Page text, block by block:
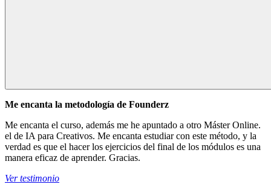
Me encanta la metodología de Founderz
Me encanta el curso, además me he apuntado a otro Máster Online.
el de IA para Creativos. Me encanta estudiar con este método, y la
verdad es que el hacer los ejercicios del final de los módulos es una
manera eficaz de aprender. Gracias.
Ver testimonio